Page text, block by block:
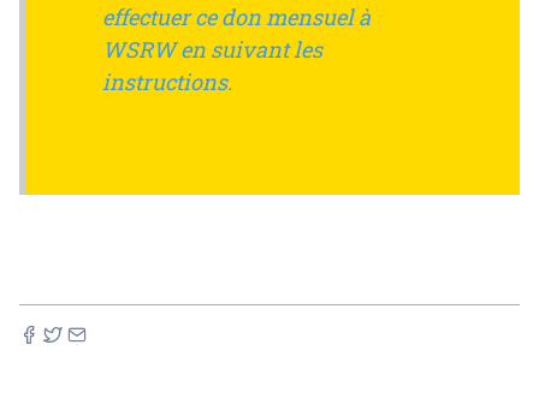
effectuer ce don mensuel à
WSRW en suivant les
instructions.